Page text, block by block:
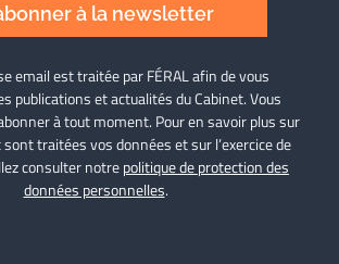
à la newsletter
email est traitée par FÉRAL afin de vous
publications et actualités du Cabinet. Vous
à tout moment. Pour en savoir plus sur
traitées vos données et sur l’exercice de
consulter notrepolitique de protection des
données personnelles.